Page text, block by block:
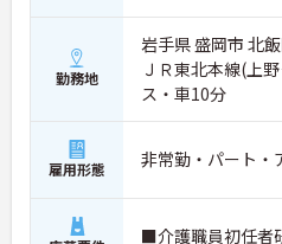
勤務地
岩手県 盛岡市 北
ＪＲ東北本線(上
ス・車10分
雇用形態 非常勤・パート・
■介護職員初任者